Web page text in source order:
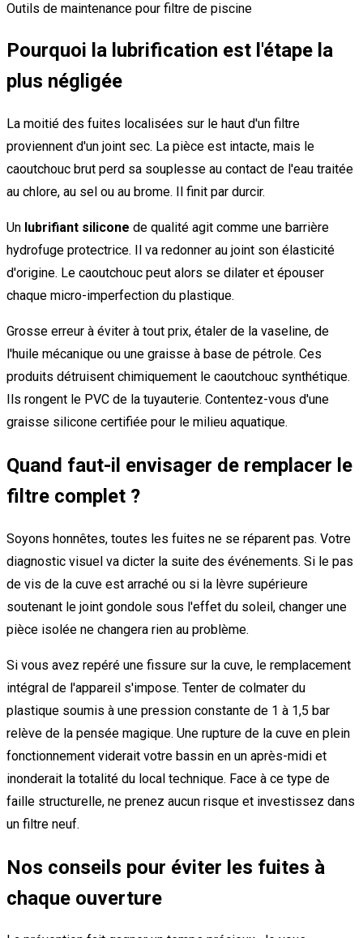
Outils de maintenance pour filtre de piscine
Pourquoi la lubrification est l'étape la
plus négligée
La moitié des fuites localisées sur le haut d'un filtre
proviennent d'un joint sec. La pièce est intacte, mais le
caoutchouc brut perd sa souplesse au contact de l'eau traitée
au chlore, au sel ou au brome. Il finit par durcir.
Un lubrifiant silicone de qualité agit comme une barrière
hydrofuge protectrice. Il va redonner au joint son élasticité
d'origine. Le caoutchouc peut alors se dilater et épouser
chaque micro-imperfection du plastique.
Grosse erreur à éviter à tout prix, étaler de la vaseline, de
l'huile mécanique ou une graisse à base de pétrole. Ces
produits détruisent chimiquement le caoutchouc synthétique.
Ils rongent le PVC de la tuyauterie. Contentez-vous d'une
graisse silicone certifiée pour le milieu aquatique.
Quand faut-il envisager de remplacer le
filtre complet ?
Soyons honnêtes, toutes les fuites ne se réparent pas. Votre
diagnostic visuel va dicter la suite des événements. Si le pas
de vis de la cuve est arraché ou si la lèvre supérieure
soutenant le joint gondole sous l'effet du soleil, changer une
pièce isolée ne changera rien au problème.
Si vous avez repéré une fissure sur la cuve, le remplacement
intégral de l'appareil s'impose. Tenter de colmater du
plastique soumis à une pression constante de 1 à 1,5 bar
relève de la pensée magique. Une rupture de la cuve en plein
fonctionnement viderait votre bassin en un après-midi et
inonderait la totalité du local technique. Face à ce type de
faille structurelle, ne prenez aucun risque et investissez dans
un filtre neuf.
Nos conseils pour éviter les fuites à
chaque ouverture